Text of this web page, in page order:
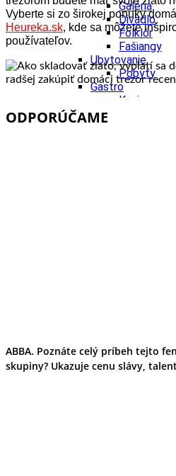
Galéria
Divadlo
Folklór
Fašiangy
Ubytovanie
Pobyty
Gastro
Kaviarne
Gastro
Kaviarne
Vyberte si zo širokej ponuky
Heureka.sk, kde sa môžete
používateľov.
ODPORÚČAME
ABBA. Poznáte celý príbeh tejto
skupiny? Ukazuje cenu slávy,